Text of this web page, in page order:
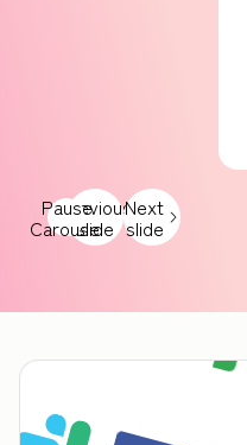
Previous
slide
Next
slide
Pause
Carousel